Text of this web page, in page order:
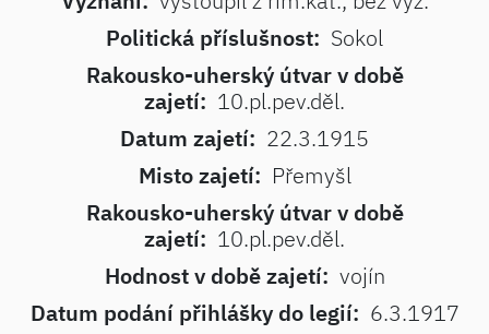
Politická příslušnost: Sokol
Rakousko-uherský útvar v době
zajetí: 10.pl.pev.děl.
Datum zajetí: 22.3.1915
Misto zajetí: Přemyšl
Rakousko-uherský útvar v době
zajetí: 10.pl.pev.děl.
Hodnost v době zajetí: vojín
Datum podání přihlášky do legií: 6.3.1917